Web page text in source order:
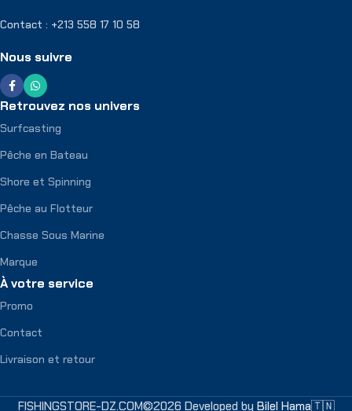
Contact : +213 558 17 10 58
Nous suivre
Retrouvez nos univers
Surfcasting
Pêche en Bateau
Shore et Spinning
Pêche au Flotteur
Chasse Sous Marine
Marque
À votre service
Promo
Contact
Livraison et retour
FISHINGSTORE-DZ.COM©2026 Developed by Bilel Hama🇹🇳